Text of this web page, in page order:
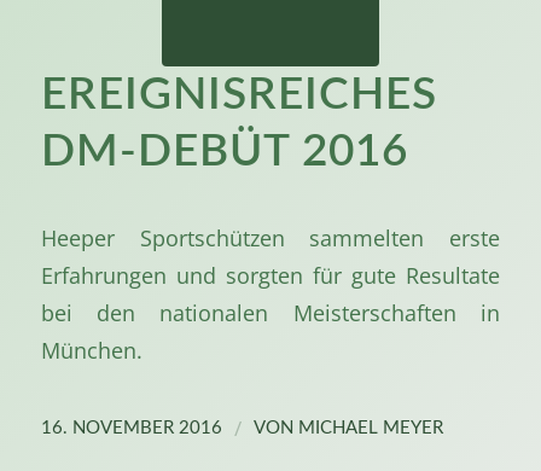
EREIGNISREICHES
DM-DEBÜT 2016
Heeper Sportschützen sammelten erste
Erfahrungen und sorgten für gute Resultate
bei den nationalen Meisterschaften in
München.
16. NOVEMBER 2016 / VON MICHAEL MEYER